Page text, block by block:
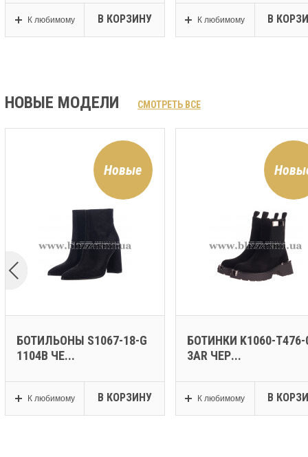
К любимому В КОРЗИНУ К любимому В
НОВЫЕ МОДЕЛИ СМОТРЕТЬ ВСЕ
Новые
БОТИЛЬОНЫ S1067-18-G
1104B ЧЕ...
К любимому В КОРЗИНУ
БОТИНКИ K1060-T476-
3AR ЧЕР...
К любимому В